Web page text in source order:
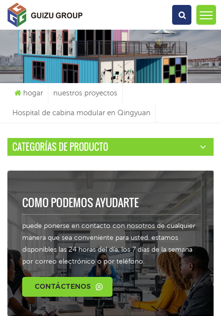
Qué Estás Buscando?
hogar nuestros proyectos
Hospital de cabina modular en Qingyuan
CATEGORÍAS DE PRODUCTO
COMO PODEMOS AYUDARTE
puede ponerse en contacto con nosotros de cualquier
manera que sea conveniente para usted. estamos
disponibles las 24 horas del día, los 7 días de la semana
por correo electrónico o por teléfono.
CONTÁCTENOS